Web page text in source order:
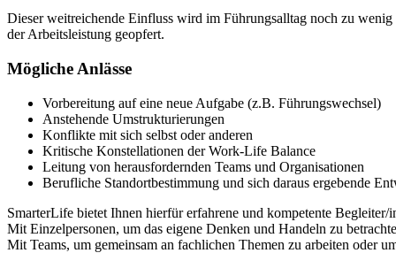
Dieser weitreichende Einfluss wird im Führungsalltag noch zu
der Arbeitsleistung geopfert.
Mögliche Anlässe
Vorbereitung auf eine neue Aufgabe (z.B. Führungswechsel)
Anstehende Umstrukturierungen
Konflikte mit sich selbst oder anderen
Kritische Konstellationen der Work-Life Balance
Leitung von herausfordernden Teams und Organisationen
Berufliche Standortbestimmung und sich daraus ergebende
SmarterLife bietet Ihnen hierfür erfahrene und kompetente
Mit Einzelpersonen, um das eigene Denken und Handeln zu
Mit Teams, um gemeinsam an fachlichen Themen zu arbeiten oder